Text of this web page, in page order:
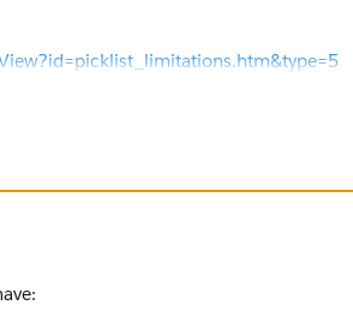
things from a list of options.